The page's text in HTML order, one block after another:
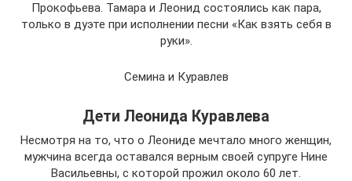
Прокофьева. Тамара и Леонид состоялись как пара,
только в дуэте при исполнении песни «Как взять себя в
руки».
Семина и Куравлев
Дети Леонида Куравлева
Несмотря на то, что о Леониде мечтало много женщин,
мужчина всегда оставался верным своей супруге Нине
Васильевны, с которой прожил около 60 лет.